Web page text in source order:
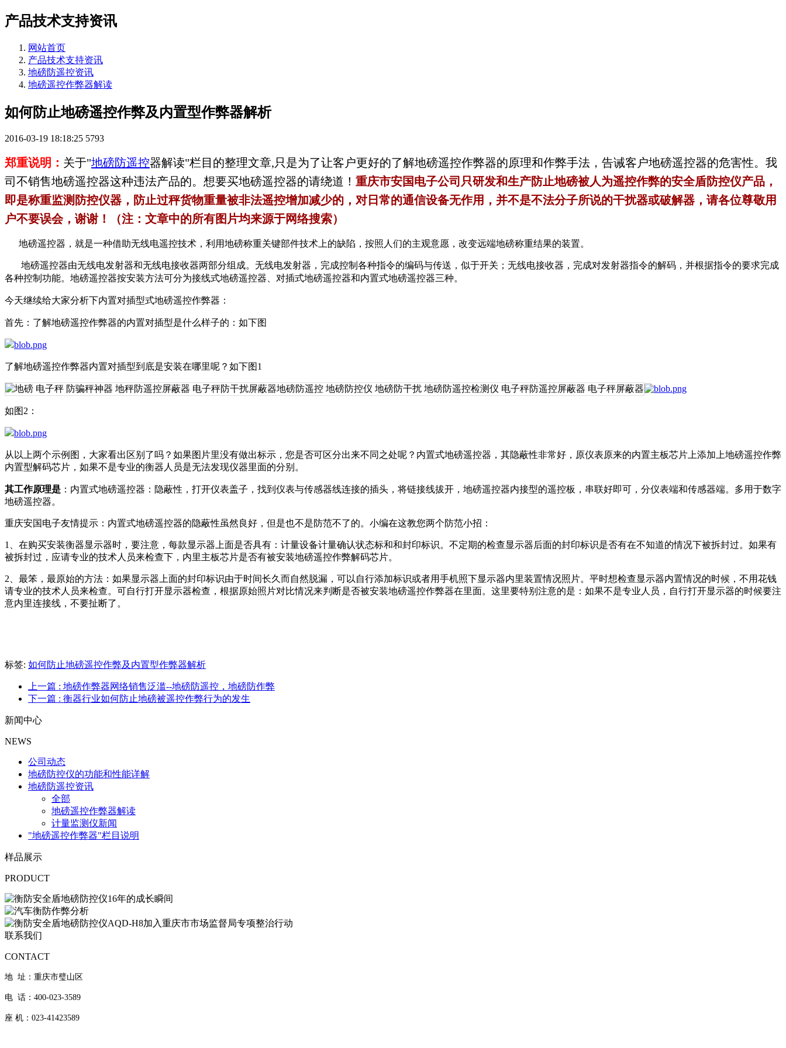
产品技术支持资讯
网站首页
产品技术支持资讯
地磅防遥控资讯
地磅遥控作弊器解读
如何防止地磅遥控作弊及内置型作弊器解析
2016-03-19 18:18:25 5793
郑重说明： 关于"地磅防遥控器解读"栏目的整理文章,只是为了让客户更好的了解地磅遥控作弊器的原理和作弊手法，告诫客户地磅遥控器的危害性。我
司不销售地磅遥控器这种违法产品的。想要买地磅遥控器的请绕道！ 重庆市安国电子公司只研发和生产防止地磅被人为遥控作弊的安全盾防控仪产品，
即是称重监测防控仪器，防止过秤货物重量被非法遥控增加减少的，对日常的通信设备无作用，并不是不法分子所说的干扰器或破解器，请各位尊敬用
户不要误会，谢谢！（注：文章中的所有图片均来源于网络搜索）
地磅遥控器，就是一种借助无线电遥控技术，利用地磅称重关键部件技术上的缺陷，按照人们的主观意愿，改变远端地磅称重结果的装置。
地磅遥控器由无线电发射器和无线电接收器两部分组成。无线电发射器，完成控制各种指令的编码与传送，似于开关；无线电接收器，完成对发射器指令的解码，并根据指令的要求完成
各种控制功能。 地磅遥控器按安装方法可分为接线式地磅遥控器、对插式地磅遥控器和内置式地磅遥控器三种。
今天继续给大家分析下内置对插型式地磅遥控作弊器：
首先：了解地磅遥控作弊器的内置对插型是什么样子的：如下图
了解地磅遥控作弊器内置对插型到底是安装在哪里呢？如下图1
如图2：
从以上两个示例图，大家看出区别了吗？如果图片里没有做出标示，您是否可区分出来不同之处呢？内置式地磅遥控器，其隐蔽性非常好，原仪表原来的内置主板芯片上添加上地磅遥控作弊
内置型解码芯片，如果不是专业的衡器人员是无法发现仪器里面的分别。
其工作原理是 ：内置式地磅遥控器：隐蔽性，打开仪表盖子，找到仪表与传感器线连接的插头， 将链接线拔开，地磅遥控器内接型的遥控板， 串联好即可，分仪表端和传感器端。多用于数字
地磅遥控器。
重庆安国电子友情提示：内置式地磅遥控器的隐蔽性虽然良好，但是也不是防范不了的。小编在这教您两个防范小招：
1、在购买安装衡器显示器时，要注意，每款显示器上面是否具有：计量设备计量确认状态标和和封印标识。不定期的检查显示器后面的封印标识是否有在不知道的情况下被拆封过。如果有
被拆封过，应请专业的技术人员来检查下，内里主板芯片是否有被安装地磅遥控作弊解码芯片。
2、最笨，最原始的方法：如果显示器上面的封印标识由于时间长久而自然脱漏，可以自行添加标识或者用手机照下显示器内里装置情况照片。平时想检查显示器内置情况的时候，不用花钱
请专业的技术人员来检查。可自行打开显示器检查，根据原始照片对比情况来判断是否被安装地磅遥控作弊器在里面。这里要特别注意的是：如果不是专业人员，自行打开显示器的时候要注
意内里连接线，不要扯断了。
标签: 如何防止地磅遥控作弊及内置型作弊器解析
上一篇 : 地磅作弊器网络销售泛滥--地磅防遥控，地磅防作弊
下一篇 : 衡器行业如何防止地磅被遥控作弊行为的发生
新闻中心
NEWS
公司动态
地磅防控仪的功能和性能详解
地磅防遥控资讯
全部
地磅遥控作弊器解读
计量监测仪新闻
"地磅遥控作弊器"栏目说明
样品展示
PRODUCT
联系我们
CONTACT
地 址：重庆市璧山区
电 话：400-023-3589
座 机：023-41423589